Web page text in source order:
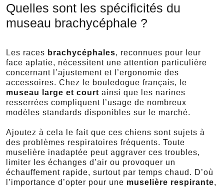
Quelles sont les spécificités du
museau brachycéphale ?
Les races brachycéphales, reconnues pour leur
face aplatie, nécessitent une attention particulière
concernant l’ajustement et l’ergonomie des
accessoires. Chez le bouledogue français, le
museau large et court ainsi que les narines
resserrées compliquent l’usage de nombreux
modèles standards disponibles sur le marché.
Ajoutez à cela le fait que ces chiens sont sujets à
des problèmes respiratoires fréquents. Toute
muselière inadaptée peut aggraver ces troubles,
limiter les échanges d’air ou provoquer un
échauffement rapide, surtout par temps chaud. D’où
l’importance d’opter pour une muselière respirante,